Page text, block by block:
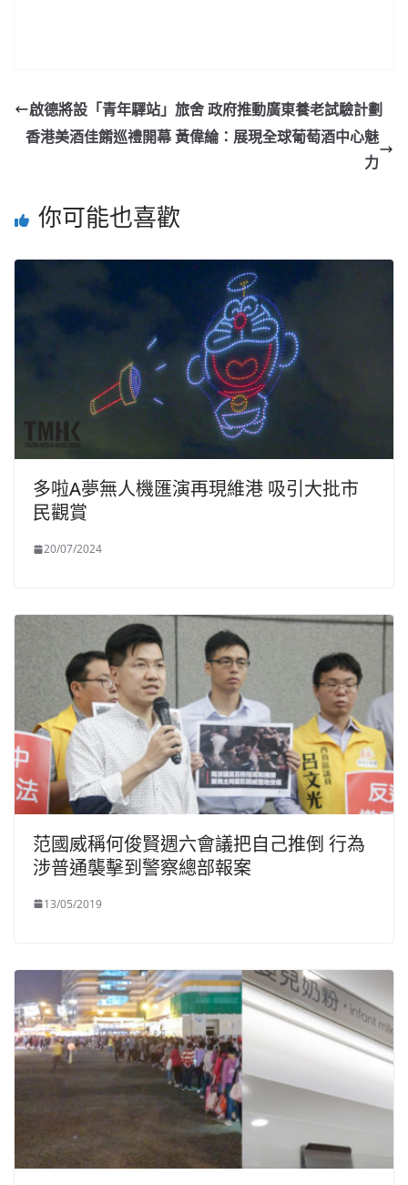
啟德將設「青年驛站」旅舍 政府推動廣東養老試驗計劃
香港美酒佳餚巡禮開幕 黃偉綸：展現全球葡萄酒中心魅
力
你可能也喜歡
多啦A夢無人機匯演再現維港 吸引大批市
民觀賞
20/07/2024
范國威稱何俊賢週六會議把自己推倒 行為
涉普通襲擊到警察總部報案
13/05/2019